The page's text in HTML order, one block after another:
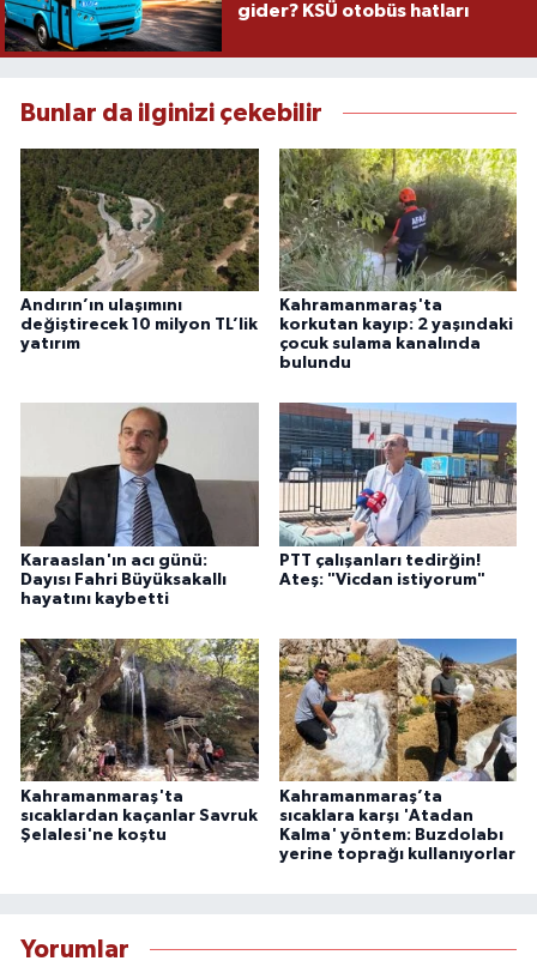
gider? KSÜ otobüs hatları
Bunlar da ilginizi çekebilir
Andırın’ın ulaşımını
değiştirecek 10 milyon TL’lik
yatırım
Kahramanmaraş'ta
korkutan kayıp: 2 yaşındaki
çocuk sulama kanalında
bulundu
Karaaslan'ın acı günü:
Dayısı Fahri Büyüksakallı
hayatını kaybetti
PTT çalışanları tedirğin!
Ateş: "Vicdan istiyorum"
Kahramanmaraş'ta
sıcaklardan kaçanlar Savruk
Şelalesi'ne koştu
Kahramanmaraş’ta
sıcaklara karşı 'Atadan
Kalma' yöntem: Buzdolabı
yerine toprağı kullanıyorlar
Yorumlar